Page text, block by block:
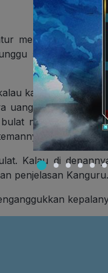
merasa senang.
sosis bakar
kamu mau sosis
uang kamu kurang
negatif,
lho!”
itu.
Kalau di
penjelasan Kanguru.